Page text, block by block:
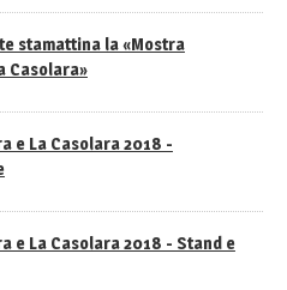
stamattina la «Mostra
Casolara»
e La Casolara 2018 -
e La Casolara 2018 - Stand e